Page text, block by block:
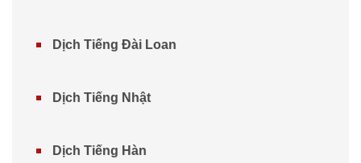
Dịch Tiếng Đài Loan
Dịch Tiếng Nhật
Dịch Tiếng Hàn